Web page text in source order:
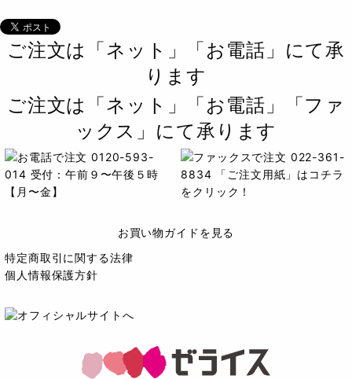
ご注文は「ネット」「お電話」にて承
ります
ご注文は「ネット」「お電話」「ファ
ックス」にて承ります
お買い物ガイドを見る
特定商取引に関する法律
個人情報保護方針